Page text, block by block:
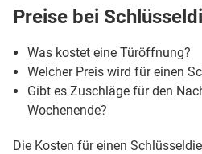
Preise bei
Was kostet eine Türöffnung?
Welcher Preis wird für einen
Gibt es Zuschläge für den
Wochenende?
Die Kosten für einen